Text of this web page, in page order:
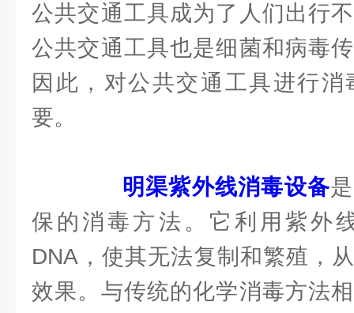
公共交通工具成为了人们出行
公共交通工具也是细菌和病毒
因此，对公共交通工具进行
要。
明渠紫外线消毒设备
保的消毒方法。它利用紫外
DNA，使其无法复制和繁殖，
效果。与传统的化学消毒方法